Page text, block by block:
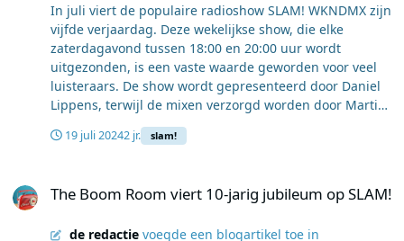
In juli viert de populaire radioshow SLAM! WKNDMX zijn
vijfde verjaardag. Deze wekelijkse show, die elke
zaterdagavond tussen 18:00 en 20:00 uur wordt
uitgezonden, is een vaste waarde geworden voor veel
luisteraars. De show wordt gepresenteerd door Daniel
Lippens, terwijl de mixen verzorgd worden door Martin
zaterdag 20 juli een speciale, extra lange editie
08:00 uur tot 20:00 uur. Luisteraars kunnen de hele dag
populair hebben gemaakt.
19 juli 20242 jr. slam!
The Boom Room viert 10-jarig jubileum op SLAM!
de redactievoegde een blogartikel toe in